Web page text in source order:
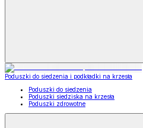
Poduszki do siedzenia i podkładki na krzesła
Poduszki do siedzenia
Poduszki siedziska na krzesła
Poduszki zdrowotne